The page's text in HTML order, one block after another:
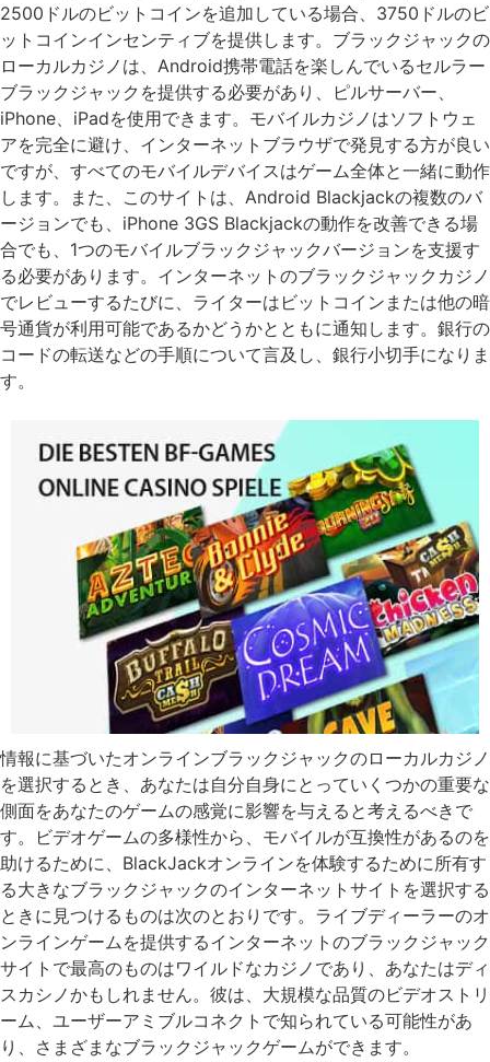
2500ドルのビットコインを追加している場合、3750ドルのビ
ットコインインセンティブを提供します。ブラックジャックの
ローカルカジノは、Android携帯電話を楽しんでいるセルラー
ブラックジャックを提供する必要があり、ピルサーバー、
iPhone、iPadを使用できます。モバイルカジノはソフトウェ
アを完全に避け、インターネットブラウザで発見する方が良い
ですが、すべてのモバイルデバイスはゲーム全体と一緒に動作
します。また、このサイトは、Android Blackjackの複数のバ
ージョンでも、iPhone 3GS Blackjackの動作を改善できる場
合でも、1つのモバイルブラックジャックバージョンを支援す
る必要があります。インターネットのブラックジャックカジノ
でレビューするたびに、ライターはビットコインまたは他の暗
号通貨が利用可能であるかどうかとともに通知します。銀行の
コードの転送などの手順について言及し、銀行小切手になりま
す。
情報に基づいたオンラインブラックジャックのローカルカジノ
を選択するとき、あなたは自分自身にとっていくつかの重要な
側面をあなたのゲームの感覚に影響を与えると考えるべきで
す。ビデオゲームの多様性から、モバイルが互換性があるのを
助けるために、BlackJackオンラインを体験するために所有す
る大きなブラックジャックのインターネットサイトを選択する
ときに見つけるものは次のとおりです。ライブディーラーのオ
ンラインゲームを提供するインターネットのブラックジャック
サイトで最高のものはワイルドなカジノであり、あなたはディ
スカシノかもしれません。彼は、大規模な品質のビデオストリ
ーム、ユーザーアミブルコネクトで知られている可能性があ
り、さまざまなブラックジャックゲームができます。